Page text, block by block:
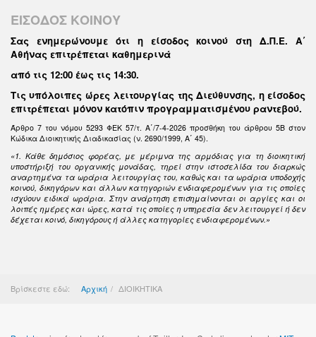
ΕΙΣΟΔΟΣ ΚΟΙΝΟΥ
Σας ενημερώνουμε ότι η είσοδος κοινού στη Δ.Π.Ε. Α΄
Αθήνας επιτρέπεται καθημερινά
από τις 12:00 έως τις 14:30.
Τις υπόλοιπες ώρες λειτουργίας της Διεύθυνσης, η είσοδος
επιτρέπεται μόνον κατόπιν προγραμματισμένου ραντεβού.
Άρθρο 7 του νόμου 5293 ΦΕΚ 57/τ. Α΄/7-4-2026 προσθήκη του άρθρου 5Β στον
Κώδικα Διοικητικής Διαδικασίας (ν. 2690/1999, Α΄ 45).
«1. Κάθε δημόσιος φορέας, με μέριμνα της αρμόδιας για τη διοικητική
υποστήριξή του οργανικής μονάδας, τηρεί στην ιστοσελίδα του διαρκώς
αναρτημένα τα ωράρια λειτουργίας του, καθώς και τα ωράρια υποδοχής
κοινού, δικηγόρων και άλλων κατηγοριών ενδιαφερομένων για τις οποίες
ισχύουν ειδικά ωράρια. Στην ανάρτηση επισημαίνονται οι αργίες και οι
λοιπές ημέρες και ώρες, κατά τις οποίες η υπηρεσία δεν λειτουργεί ή δεν
δέχεται κοινό, δικηγόρους ή άλλες κατηγορίες ενδιαφερομένων.»
Βρίσκεστε εδώ: Αρχική ΔΙΟΙΚΗΤΙΚΑ